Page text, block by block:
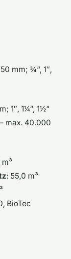
mm; ¾“, 1″,
1″, 1¼“, 1½“
max. 40.000
m³
: 55,0 m³
BioTec